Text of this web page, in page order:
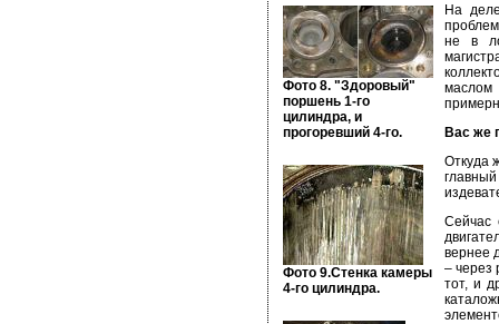
Фото 8. "Здоровый"
поршень 1-го
цилиндра, и
прогоревший 4-го.
Фото 9.Стенка камеры
4-го цилиндра.
На
не в
маслом
Вас же
Откуда
Сейчас
вернее
– через
тот, и